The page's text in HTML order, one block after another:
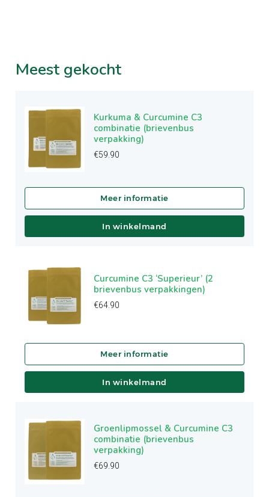
Meest gekocht
Kurkuma & Curcumine C3
combinatie (brievenbus
verpakking)
€59.90
In winkelmand
Curcumine C3 ‘Superieur’ (2
brievenbus verpakkingen)
€64.90
In winkelmand
Groenlipmossel & Curcumine C3
combinatie (brievenbus
verpakking)
€69.90